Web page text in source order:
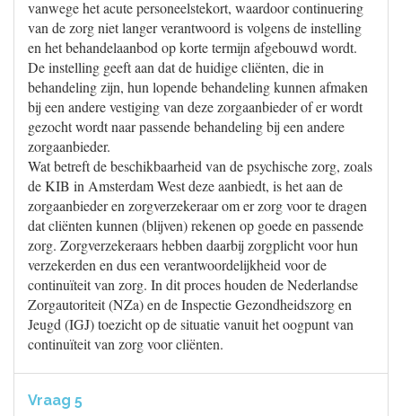
vanwege het acute personeelstekort, waardoor continuering
van de zorg niet langer verantwoord is volgens de instelling
en het behandelaanbod op korte termijn afgebouwd wordt.
De instelling geeft aan dat de huidige cliënten, die in
behandeling zijn, hun lopende behandeling kunnen afmaken
bij een andere vestiging van deze zorgaanbieder of er wordt
gezocht wordt naar passende behandeling bij een andere
zorgaanbieder.
Wat betreft de beschikbaarheid van de psychische zorg, zoals
de KIB in Amsterdam West deze aanbiedt, is het aan de
zorgaanbieder en zorgverzekeraar om er zorg voor te dragen
dat cliënten kunnen (blijven) rekenen op goede en passende
zorg. Zorgverzekeraars hebben daarbij zorgplicht voor hun
verzekerden en dus een verantwoordelijkheid voor de
continuïteit van zorg. In dit proces houden de Nederlandse
Zorgautoriteit (NZa) en de Inspectie Gezondheidszorg en
Jeugd (IGJ) toezicht op de situatie vanuit het oogpunt van
continuïteit van zorg voor cliënten.
Vraag 5